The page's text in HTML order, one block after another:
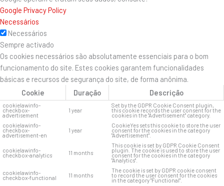
Google Privacy Policy
Necessários
Necessários
Sempre activado
Os cookies necessários são absolutamente essenciais para o bom
funcionamento do site. Estes cookies garantem funcionalidades
básicas e recursos de segurança do site, de forma anônima.
Cookie
Duração Descrição
cookielawinfo-
checkbox-
advertisement
1 year
Set by the GDPR Cookie Consent plugin,
this cookie records the user consent for the
cookies in the "Advertisement" category.
cookielawinfo-
checkbox-
advertisement-en
1 year
CookieYes sets this cookie to store the user
consent for the cookies in the category
"Advertisement".
cookielawinfo-
checkbox-analytics 11 months
This cookie is set by GDPR Cookie Consent
plugin. The cookie is used to store the user
consent for the cookies in the category
"Analytics".
cookielawinfo-
checkbox-functional 11 months
The cookie is set by GDPR cookie consent
to record the user consent for the cookies
in the category "Functional".